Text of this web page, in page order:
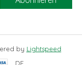
by Lightspeed
DE